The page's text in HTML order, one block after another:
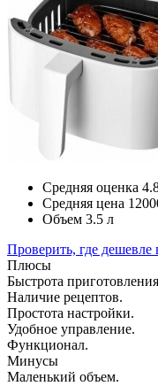
Средняя оценка
Средняя цена
Объем 3.5 л
Проверить, где дешевле
Плюсы
Быстрота
Наличие рецептов.
Простота настройки.
Удобное управление.
Функционал.
Минусы
Маленький объем.